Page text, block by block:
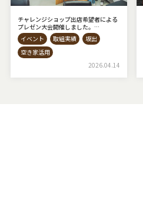
チャレンジショップ出店希望者による
プレゼン大会開催しました。
◇AKIYAto BASE◇
イベント 取組実績
坂出
空き家活用
2026.04.14